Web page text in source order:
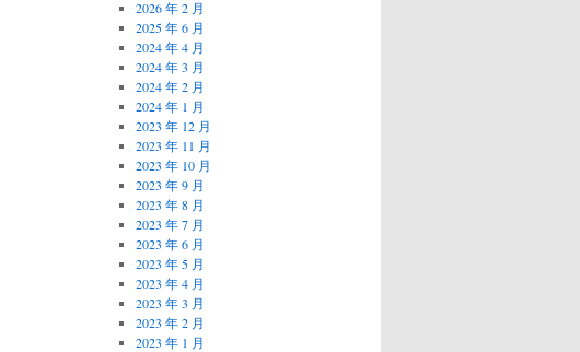
2026 年 2 月
2025 年 6 月
2024 年 4 月
2024 年 3 月
2024 年 2 月
2024 年 1 月
2023 年 12 月
2023 年 11 月
2023 年 10 月
2023 年 9 月
2023 年 8 月
2023 年 7 月
2023 年 6 月
2023 年 5 月
2023 年 4 月
2023 年 3 月
2023 年 2 月
2023 年 1 月